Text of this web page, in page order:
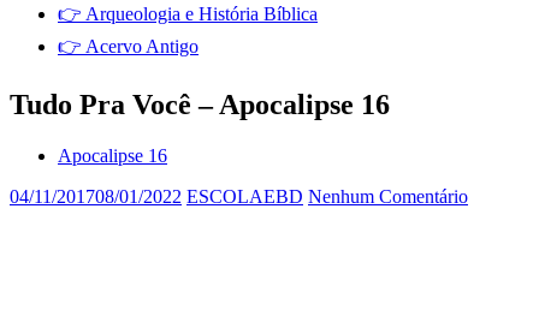
👉 Arqueologia e História Bíblica
👉 Acervo Antigo
Tudo Pra Você – Apocalipse 16
Apocalipse 16
04/11/201708/01/2022 ESCOLAEBD Nenhum Comentário